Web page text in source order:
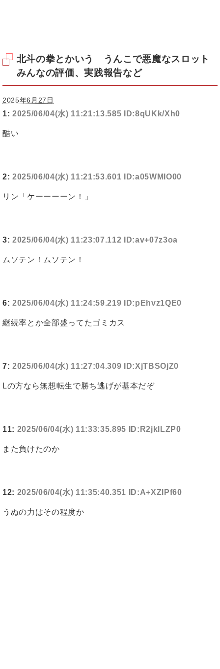
北斗の拳とかいう うんこで悪魔なスロット
みんなの評価、実践報告など
2025年6月27日
1: 2025/06/04(水) 11:21:13.585 ID:8qUKk/Xh0
酷い
2: 2025/06/04(水) 11:21:53.601 ID:a05WMIO00
リン「ケーーーーン！」
3: 2025/06/04(水) 11:23:07.112 ID:av+07z3oa
ムソテン！ムソテン！
6: 2025/06/04(水) 11:24:59.219 ID:pEhvz1QE0
継続率とか全部盛ってたゴミカス
7: 2025/06/04(水) 11:27:04.309 ID:XjTBSOjZ0
Lの方なら無想転生で勝ち逃げが基本だぞ
11: 2025/06/04(水) 11:33:35.895 ID:R2jklLZP0
また負けたのか
12: 2025/06/04(水) 11:35:40.351 ID:A+XZlPf60
うぬの力はその程度か